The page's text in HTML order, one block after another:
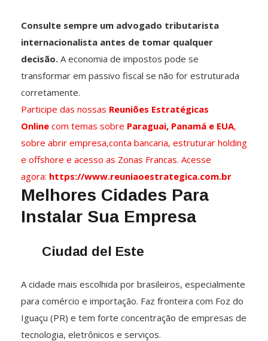
Consulte sempre um advogado tributarista
internacionalista antes de tomar qualquer
decisão. A economia de impostos pode se
transformar em passivo fiscal se não for estruturada
corretamente.
Participe das nossas Reuniões Estratégicas
Online com temas sobre Paraguai, Panamá e EUA,
sobre abrir empresa,conta bancaria, estruturar holding
e offshore e acesso as Zonas Francas. Acesse
agora: https://www.reuniaoestrategica.com.br
Melhores Cidades Para
Instalar Sua Empresa
Ciudad del Este
A cidade mais escolhida por brasileiros, especialmente
para comércio e importação. Faz fronteira com Foz do
Iguaçu (PR) e tem forte concentração de empresas de
tecnologia, eletrônicos e serviços.